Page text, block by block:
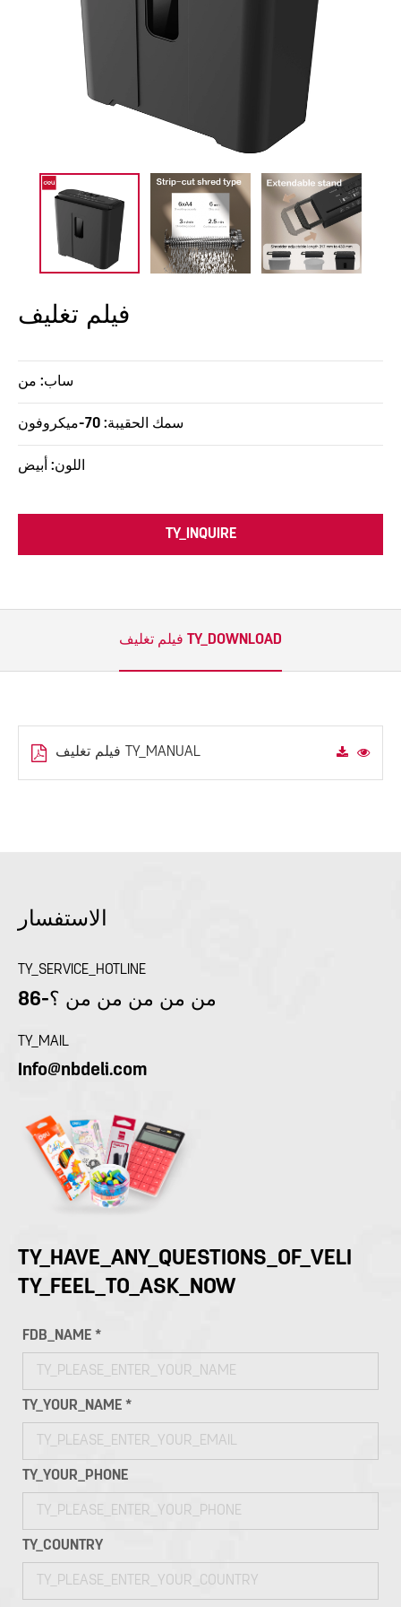
فيلم تغليف
ساب: من
سمك الحقيبة: 70-ميكروفون
اللون: أبيض
TY_INQUIRE
فيلم تغليف TY_DOWNLOAD
فيلم تغليف TY_MANUAL
الاستفسار
TY_SERVICE_HOTLINE
86-من من من من من ؟
TY_MAIL
Info@nbdeli.com
TY_HAVE_ANY_QUESTIONS_OF_VELI
TY_FEEL_TO_ASK_NOW
FDB_NAME *
TY_YOUR_NAME *
TY_YOUR_PHONE
TY_COUNTRY